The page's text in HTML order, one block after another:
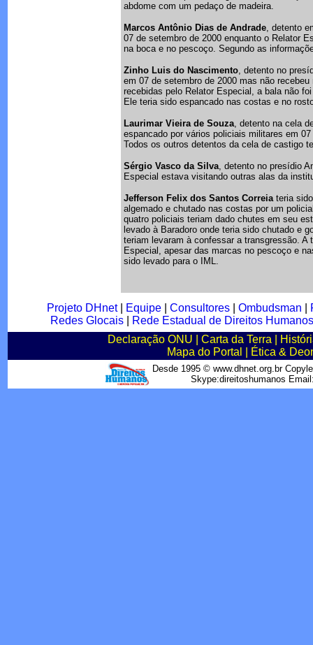
abdome com um pedaço de madeira.
Marcos Antônio Dias de Andrade, detento
07 de setembro de 2000 enquanto o Relator
na boca e no pescoço. Segundo as
Zinho Luis do Nascimento, detento no
em 07 de setembro de 2000 mas não
recebidas pelo Relator Especial, a bala não
Ele teria sido espancado nas costas e no
Laurimar Vieira de Souza, detento na cela
espancado por vários policiais militares em
Todos os outros detentos da cela de castigo
Sérgio Vasco da Silva, detento no presídio
Especial estava visitando outras alas da
Jefferson Felix dos Santos Correiateria sido
algemado e chutado nas costas por um
quatro policiais teriam dado chutes em seu
levado à Baradoro onde teria sido chutado e
teriam levaram à confessar a transgressão.
Especial, apesar das marcas no pescoço e
sido levado para o IML.
Projeto DHnet| Equipe| Consultores| Ombudsman
Redes Glocais|
Rede Estadual de Direitos
Declaração ONU
Carta da Terra
Mapa do Portal
Ética &
Desde 1995 © www.dhnet.org.br
Skype:direitoshumanos